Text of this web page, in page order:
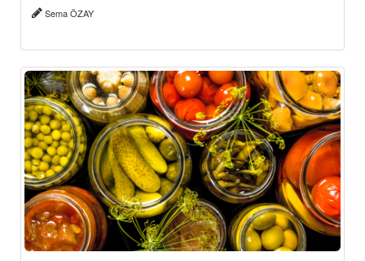
Sema ÖZAY